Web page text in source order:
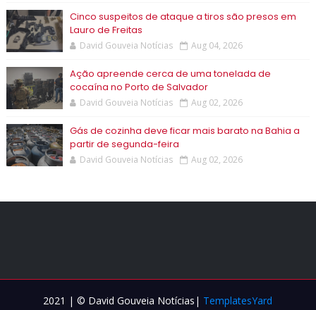
Cinco suspeitos de ataque a tiros são presos em
Lauro de Freitas
David Gouveia Notícias Aug 04, 2026
Ação apreende cerca de uma tonelada de
cocaína no Porto de Salvador
David Gouveia Notícias Aug 02, 2026
Gás de cozinha deve ficar mais barato na Bahia a
partir de segunda-feira
David Gouveia Notícias Aug 02, 2026
2021 | © David Gouveia Notícias| TemplatesYard